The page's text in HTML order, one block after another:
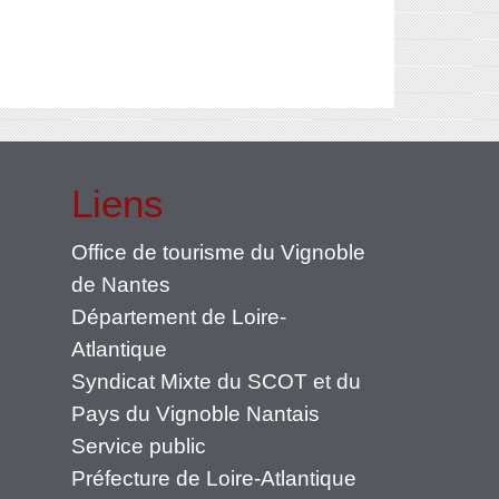
Liens
Office de tourisme du Vignoble
de Nantes
Département de Loire-
Atlantique
Syndicat Mixte du SCOT et du
Pays du Vignoble Nantais
Service public
Préfecture de Loire-Atlantique